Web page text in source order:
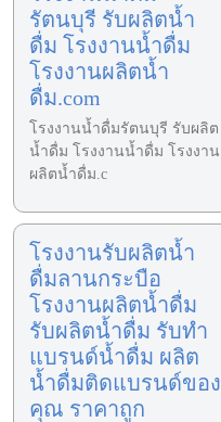
รัตนบุรี รับผลิตน้ำ
ดื่ม โรงงานน้ำดื่ม
โรงงานผลิตน้ำ
ดื่ม.com
โรงงานน้ำดื่มรัตนบุรี รับผลิต
น้ำดื่ม โรงงานน้ำดื่ม โรงงาน
ผลิตน้ำดื่ม.c
โรงงานรับผลิตน้ำ
ดื่มลานกระบือ
โรงงานผลิตน้ำดื่ม
รับผลิตน้ำดื่ม รับทำ
แบรนด์น้ำดื่ม ผลิต
น้ำดื่มติดแบรนด์ของ
คุณ ราคาถูก